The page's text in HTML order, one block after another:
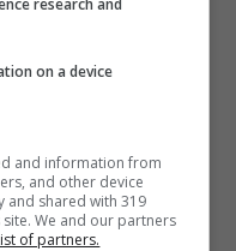
on a device
and information from
and other device
and shared with 319
We and our partners
of partners.